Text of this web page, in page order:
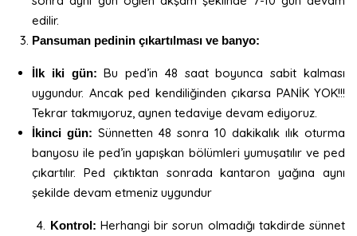
edilir.
Pansuman pedinin çıkartılması ve banyo:
İlk iki gün: Bu ped’in 48 saat boyunca sabit kalması
uygundur. Ancak ped kendiliğinden çıkarsa PANİK YOK!!!
Tekrar takmıyoruz, aynen tedaviye devam ediyoruz.
İkinci gün: Sünnetten 48 sonra 10 dakikalık ılık oturma
banyosu ile ped’in yapışkan bölümleri yumuşatılır ve ped
çıkartılır. Ped çıktıktan sonrada kantaron yağına aynı
şekilde devam etmeniz uygundur
4. Kontrol: Herhangi bir sorun olmadığı takdirde sünnet